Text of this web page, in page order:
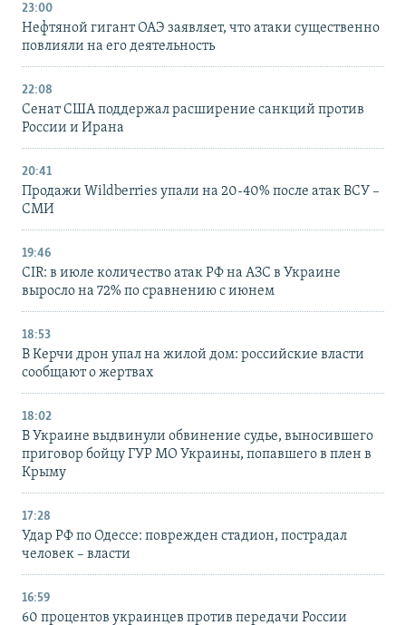
23:00
Нефтяной гигант ОАЭ заявляет, что атаки существенно
повлияли на его деятельность
22:08
Сенат США поддержал расширение санкций против
России и Ирана
20:41
Продажи Wildberries упали на 20-40% после атак ВСУ –
СМИ
19:46
CIR: в июле количество атак РФ на АЗС в Украине
выросло на 72% по сравнению с июнем
18:53
В Керчи дрон упал на жилой дом: российские власти
сообщают о жертвах
18:02
В Украине выдвинули обвинение судье, выносившего
приговор бойцу ГУР МО Украины, попавшего в плен в
Крыму
17:28
Удар РФ по Одессе: поврежден стадион, пострадал
человек – власти
16:59
60 процентов украинцев против передачи России